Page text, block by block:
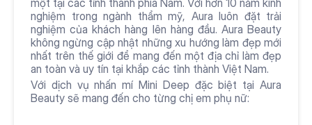
nghiệm trong ngành thẩm mỹ, Aura luôn đặt trải
nghiệm của khách hàng lên hàng đầu. Aura Beauty
không ngừng cập nhật những xu hướng làm đẹp mới
nhất trên thế giới để mang đến một địa chỉ làm đẹp
an toàn và uy tín tại khắp các tỉnh thành Việt Nam.
Với dịch vụ nhấn mí Mini Deep đặc biệt tại Aura
Beauty sẽ mang đến cho từng chị em phụ nữ: